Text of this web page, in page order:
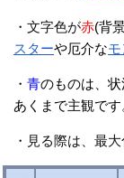
・文字色が赤(背
スターや厄介な
・青のものは、
あくまで主観です
・見る際は、最大